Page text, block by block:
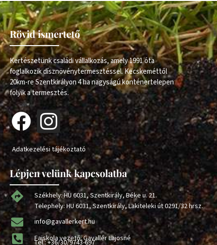
Rövid ismertető
Kertészetünk családi vállalkozás, amely 1991 óta
foglalkozik dísznövénytermesztéssel. Kecskeméttől
20km-re Szentkirályon 4 ha nagyságú konténertelepen
folyik a termesztés.
Adatkezelési tájékoztató
Lépjen velünk kapcsolatba
Székhely: HU 6031, Szentkirály, Béke u. 21.
Telephely: HU 6031, Szentkirály, Lakiteleki út 0291/32 hrsz.
info@gavallerkert.hu
Faiskola vezető: Gavallér Lajosné
Tel.:+36/30/9743-697